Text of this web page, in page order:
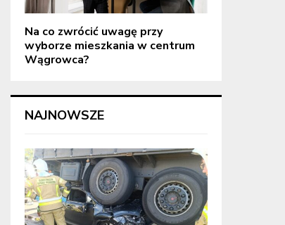
Na co zwrócić uwagę przy
wyborze mieszkania w centrum
Wągrowca?
NAJNOWSZE